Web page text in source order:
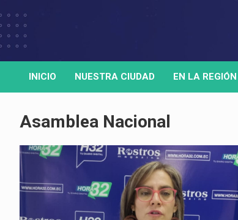
to
HORA32
Medio de comunicación digital
INICIO NUESTRA CIUDAD EN LA REGIÓN
Asamblea Nacional